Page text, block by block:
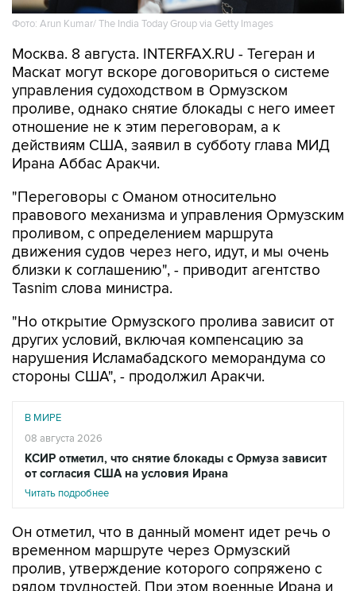
Фото: Arun Kumar/ The India Today Group via Getty Images
Москва. 8 августа. INTERFAX.RU - Тегеран и
Маскат могут вскоре договориться о системе
управления судоходством в Ормузском
проливе, однако снятие блокады с него имеет
отношение не к этим переговорам, а к
действиям США, заявил в субботу глава МИД
Ирана Аббас Аракчи.
"Переговоры с Оманом относительно
правового механизма и управления Ормузским
проливом, с определением маршрута
движения судов через него, идут, и мы очень
близки к соглашению", - приводит агентство
Tasnim слова министра.
"Но открытие Ормузского пролива зависит от
других условий, включая компенсацию за
нарушения Исламабадского меморандума со
стороны США", - продолжил Аракчи.
В МИРЕ
08 августа 2026
КСИР отметил, что снятие блокады с Ормуза зависит
от согласия США на условия Ирана
Читать подробнее
Он отметил, что в данный момент идет речь о
временном маршруте через Ормузский
пролив, утверждение которого сопряжено с